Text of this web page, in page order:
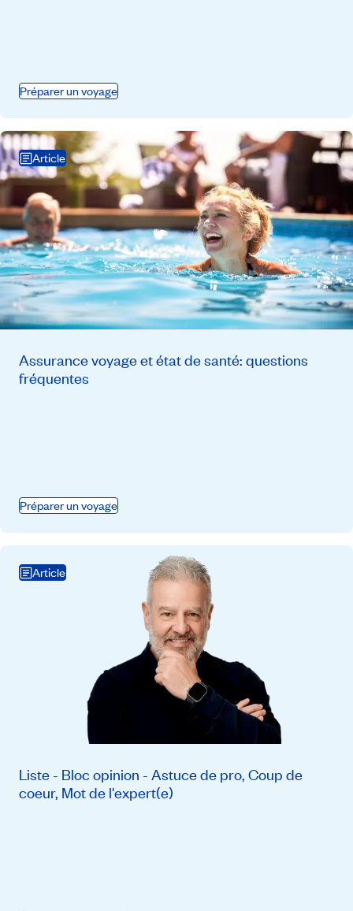
Préparer un voyage
Article
Assurance voyage et état de santé: questions
fréquentes
Préparer un voyage
Article
Liste - Bloc opinion - Astuce de pro, Coup de
coeur, Mot de l'expert(e)